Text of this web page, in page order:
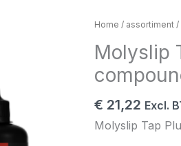
Home / assortiment /
Molyslip
€ 21,22 Excl.
Molyslip Tap
Molyslip
Plus
Boor-,
Snijolie
450gr